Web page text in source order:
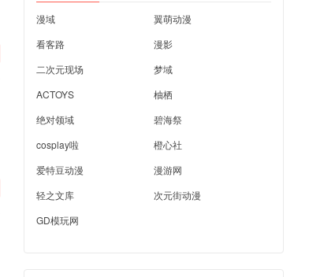
漫域
翼萌动漫
看客路
漫影
二次元现场
梦域
ACTOYS
柚栖
绝对领域
碧海祭
cosplay啦
橙心社
爱特豆动漫
漫游网
轻之文库
次元街动漫
GD模玩网